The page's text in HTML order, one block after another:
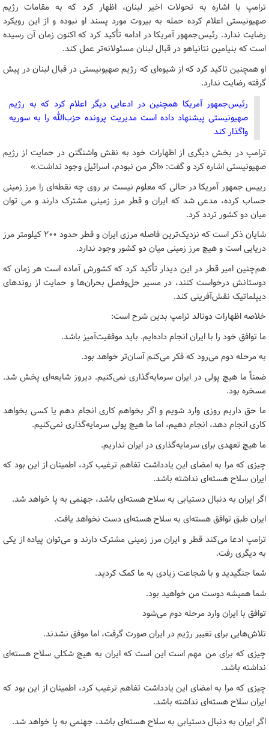
ترامپ با اشاره به تحولات اخیر لبنان، اظهار کرد که به مقامات رژیم
صهیونیستی اعلام کرده حمله به بیروت مورد پسند او نبوده و از این رویکرد
رضایت ندارد. رئیس‌جمهور آمریکا در ادامه تأکید کرد که اکنون زمان آن رسیده
است که بنیامین نتانیاهو در قبال لبنان مسئولانه‌تر عمل کند.
او همچنین تاکید کرد که از شیوه‌ای که رژیم صهیونیستی در قبال لبنان در پیش
گرفته رضایت ندارد.
رئیس‌جمهور آمریکا همچنین در ادعایی دیگر اعلام کرد که به رژیم
صهیونیستی پیشنهاد داده است مدیریت پرونده حزب‌الله را به سوریه
واگذار کند
ترامپ در بخش دیگری از اظهارات خود به نقش واشنگتن در حمایت از رژیم
صهیونیستی اشاره کرد و گفت: «اگر من نبودم، اسرائیل وجود نداشت.»
رییس جمهور آمریکا در حالی که معلوم نیست بر روی چه نقطه‌ای را مرز زمینی
حساب کرده، مدعی شد که ایران و قطر مرز زمینی مشترک دارند و می توان
میان دو کشور تردد کرد.
شایان ذکر است که نزدیک‌ترین فاصله مرزی ایران و قطر حدود 200 کیلومتر مرز
دریایی است و هیچ مرز زمینی میان دو کشور وجود ندارد.
هم‌چنین امیر قطر در این دیدار تأکید کرد که کشورش آماده است هر زمان که
دوستانش درخواست کنند، در مسیر حل‌وفصل بحران‌ها و حمایت از روندهای
دیپلماتیک نقش‌آفرینی کند.
خلاصه اظهارات دونالد ترامپ بدین شرح است:
ما توافق خود را با ایران انجام داده‌ایم. باید موفقیت‌آمیز باشد.
به مرحله دوم می‌رود که فکر می‌کنم آسان‌تر خواهد بود.
ضمناً ما هیچ پولی در ایران سرمایه‌گذاری نمی‌کنیم. دیروز شایعه‌ای پخش شد.
مسخره بود.
ما حق داریم روزی وارد شویم و اگر بخواهم کاری انجام دهم یا کسی بخواهد
کاری انجام دهد، انجام دهیم، اما ما هیچ پولی سرمایه‌گذاری نمی‌کنیم.
ما هیچ تعهدی برای سرمایه‌گذاری در ایران نداریم.
چیزی که مرا به امضای این یادداشت تفاهم ترغیب کرد، اطمینان از این بود که
ایران سلاح هسته‌ای نداشته باشد.
اگر ایران به دنبال دستیابی به سلاح هسته‌ای باشد، جهنمی به پا خواهد شد.
ایران طبق توافق هسته‌ای به سلاح هسته‌ای دست نخواهد یافت.
ترامپ ادعا می‌کند قطر و ایران مرز زمینی مشترک دارند و می‌توان پیاده از یکی
به دیگری رفت.
شما جنگیدید و با شجاعت زیادی به ما کمک کردید.
شما همیشه دوست من خواهید بود.
توافق با ایران وارد مرحله دوم می‌شود
تلاش‌هایی برای تغییر رژیم در ایران صورت گرفت، اما موفق نشدند.
چیزی که برای من مهم است این است که ایران به هیچ شکلی سلاح هسته‌ای
نداشته باشد.
چیزی که مرا به امضای این یادداشت تفاهم ترغیب کرد، اطمینان از این بود که
ایران سلاح هسته‌ای نداشته باشد.
اگر ایران به دنبال دستیابی به سلاح هسته‌ای باشد، جهنمی به پا خواهد شد.